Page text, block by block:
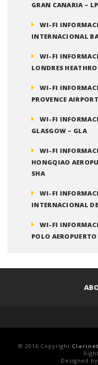
GRAN CANARIA –
WI-FI
INTERNACIONAL
WI-FI
LONDRES
WI-FI
PROVENCE
WI-FI
GLASGOW – GLA
WI-FI
HONGQIAO
SHA
WI-FI
INTERNACIONAL
WI-FI
POLO AEROPUERTO
© 2016 Copyright
Designed by